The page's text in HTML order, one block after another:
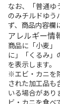
なお、「普通ゆ
のみチルドゆう
ず、商品内容欄
アレルギー情
商品に「小麦」
に」「くるみ」
を表示します。
※エビ・カニを
された加工品も
いる場合があり
ビ・カニを食べ